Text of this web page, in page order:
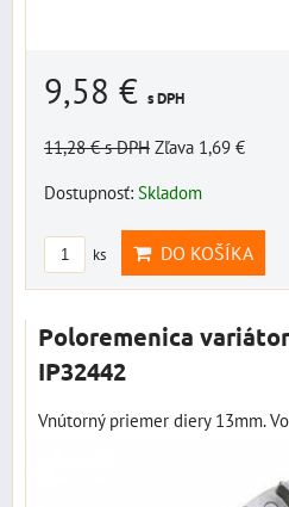
9,58 € s DPH
11,28 €s DPH Zľava 1,69 €
Dostupnosť: Skladom
ks DO KOŠÍKA
Poloremenica
IP32442
Vnútorný priemer diery 13mm.